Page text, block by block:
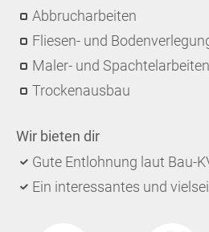
Abbrucharbeiten
Fliesen- und
Maler- und Spachtelarbeiten
Trockenausbau
Wir bieten dir
Gute Entlohnung laut Bau-
Ein interessantes und